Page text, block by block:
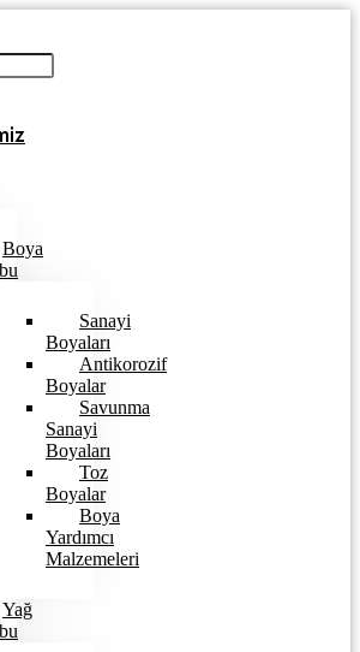
Boya
Sanayi
Boyaları
Antikorozif
Boyalar
Savunma
Sanayi
Boyaları
Toz
Boyalar
Boya
Yardımcı
Malzemeleri
Yağ